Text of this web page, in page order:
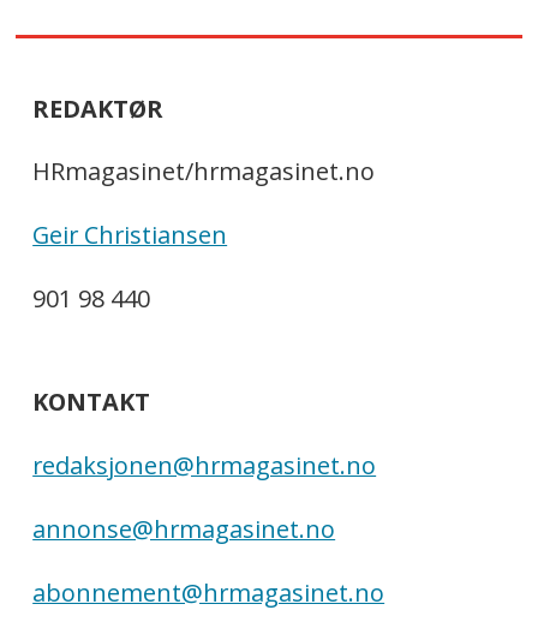
REDAKTØR
HRmagasinet/hrmagasinet.no
Geir Christiansen
901 98 440
KONTAKT
redaksjonen@hrmagasinet.no
annonse@hrmagasinet.no
abonnement@hrmagasinet.no